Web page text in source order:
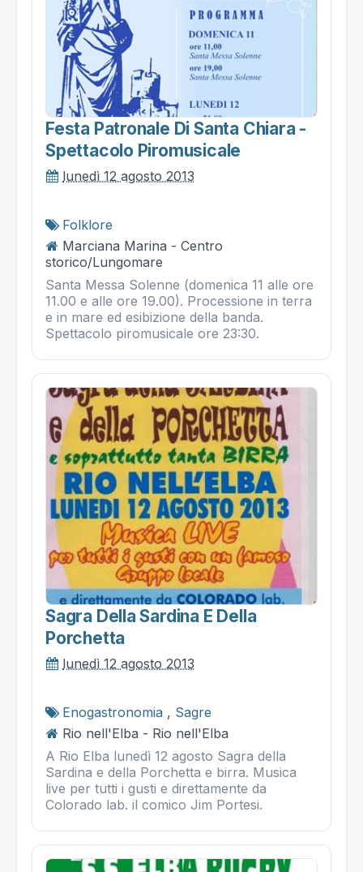
Festa Patronale Di Santa Chiara -
Spettacolo Piromusicale
lunedì 12 agosto 2013
Folklore
Marciana Marina - Centro
storico/Lungomare
Santa Messa Solenne (domenica 11 alle ore
11.00 e alle ore 19.00). Processione in terra
e in mare ed esibizione della banda.
Spettacolo piromusicale ore 23:30.
Sagra Della Sardina E Della
Porchetta
lunedì 12 agosto 2013
Enogastronomia , Sagre
Rio nell'Elba - Rio nell'Elba
A Rio Elba lunedì 12 agosto Sagra della
Sardina e della Porchetta e birra. Musica
live per tutti i gusti e direttamente da
Colorado lab. il comico Jim Portesi.